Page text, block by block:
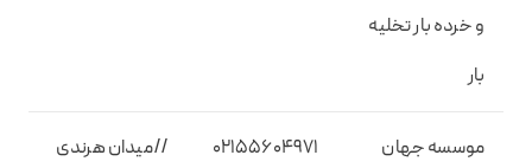
و خرده بار تخلیه
بار
موسسه جهان
02155604971 //میدان هرندی